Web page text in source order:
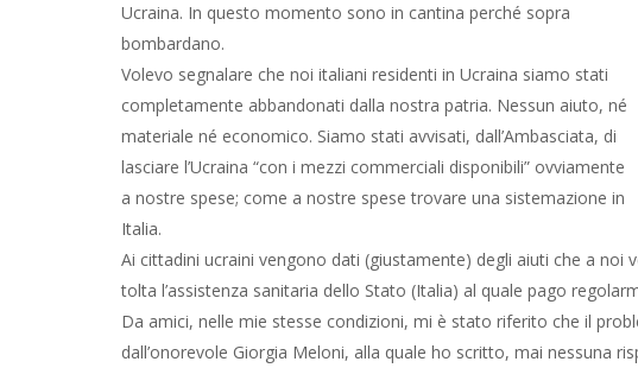
Volevo segnalare che noi italiani residenti in Ucraina siamo stati
completamente abbandonati dalla nostra patria. Nessun aiuto, né
dall’Ambasciata, di lasciare l’Ucraina “con i mezzi commerciali
spese trovare una sistemazione in Italia.
Ai cittadini ucraini vengono dati (giustamente) degli aiuti che a noi
tolta l’assistenza sanitaria dello Stato (Italia) al quale pago
Da amici, nelle mie stesse condizioni, mi è stato riferito che il
dall’onorevole Giorgia Meloni, alla quale ho scritto, mai nessuna
Mario Draghi & C. non si